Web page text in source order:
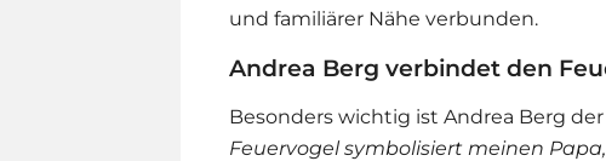
und familiärer Nähe verbunden.
Andrea Berg verbindet den
Besonders wichtig ist Andrea Berg
Feuervogel symbolisiert meinen